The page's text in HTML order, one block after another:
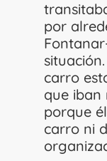
por
carro
que iban
porque
carro ni